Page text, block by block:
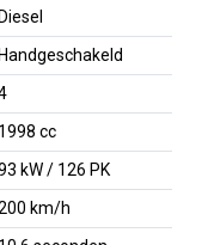
Diesel
Handgeschakeld
1998 cc
kW / 126 PK
km/h